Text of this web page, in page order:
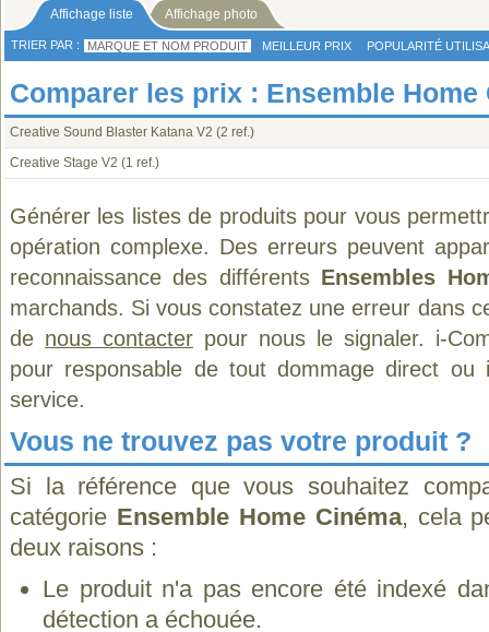
Affichage liste Affichage photo
TRIER PAR : MARQUE ET NOM PRODUIT MEILLEUR PRIX POPULARITÉ
Comparer les prix : Ensemble
Creative Sound Blaster Katana V2 (2 ref.)
Creative Stage V2 (1 ref.)
Générer les listes de produits pour vous
opération complexe. Des erreurs peuvent
reconnaissance des différents Ensembles
marchands. Si vous constatez une erreur dans
de nous contacter pour nous le signaler. i-
pour responsable de tout dommage direct
service.
Vous ne trouvez pas votre produit ?
Si la référence que vous souhaitez
catégorie Ensemble Home Cinéma, cela
deux raisons :
Le produit n'a pas encore été indexé
détection a échouée.